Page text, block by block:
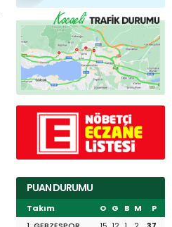
PUAN DURUMU
Takım O G B M
P